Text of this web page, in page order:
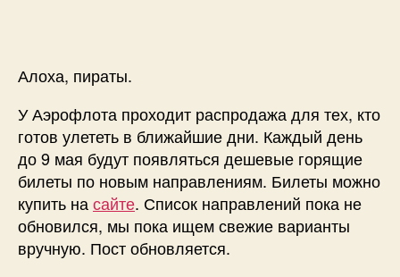
Алоха, пираты.
У Аэрофлота проходит распродажа для тех, кто
готов улететь в ближайшие дни. Каждый день
до 9 мая будут появляться дешевые горящие
билеты по новым направлениям. Билеты можно
купить насайте. Список направлений пока не
обновился, мы пока ищем свежие варианты
вручную. Пост обновляется.